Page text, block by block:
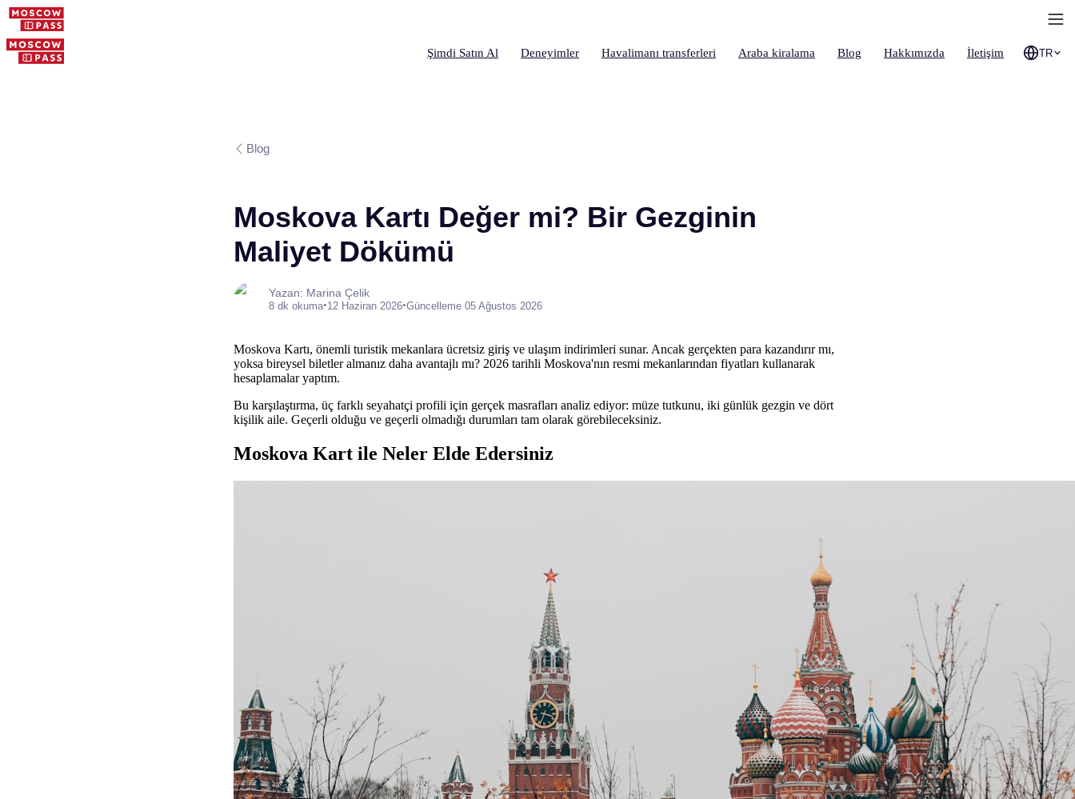
Şimdi Satın Al Deneyimler Havalimanı transferleri Araba kiralama Blog Hakkımızda İletişim TR
Blog
Moskova Kartı Değer mi? Bir Gezginin
Maliyet Dökümü
Yazan: Marina Çelik
8 dk okuma•12 Haziran 2026•Güncelleme 05 Ağustos 2026
Moskova Kartı, önemli turistik mekanlara ücretsiz giriş ve ulaşım indirimleri sunar. Ancak gerçekten para kazandırır mı,
yoksa bireysel biletler almanız daha avantajlı mı? 2026 tarihli Moskova'nın resmi mekanlarından fiyatları kullanarak
hesaplamalar yaptım.
Bu karşılaştırma, üç farklı seyahatçi profili için gerçek masrafları analiz ediyor: müze tutkunu, iki günlük gezgin ve dört
kişilik aile. Geçerli olduğu ve geçerli olmadığı durumları tam olarak görebileceksiniz.
Moskova Kart ile Neler Elde Edersiniz